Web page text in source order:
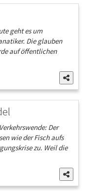
geht es um
Die glauben
auf öffentlichen
Der
wie der Fisch aufs
zu. Weil die